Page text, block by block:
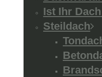
Ist Ihr
Steildach